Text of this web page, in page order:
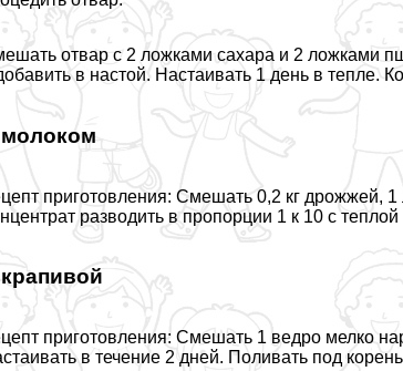
отвар с 2 ложками сахара и 2 ложками
в настой. Настаивать 1 день в тепле.
приготовления: Смешать 0,2 кг дрожжей,
разводить в пропорции 1 к 10 с
приготовления: Смешать 1 ведро мелко
в течение 2 дней. Поливать под